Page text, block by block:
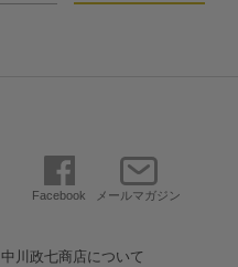
Facebook メールマガジン
中川政七商店について